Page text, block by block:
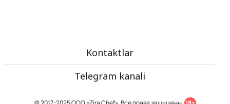
Kontaktlar
Telegram kanali